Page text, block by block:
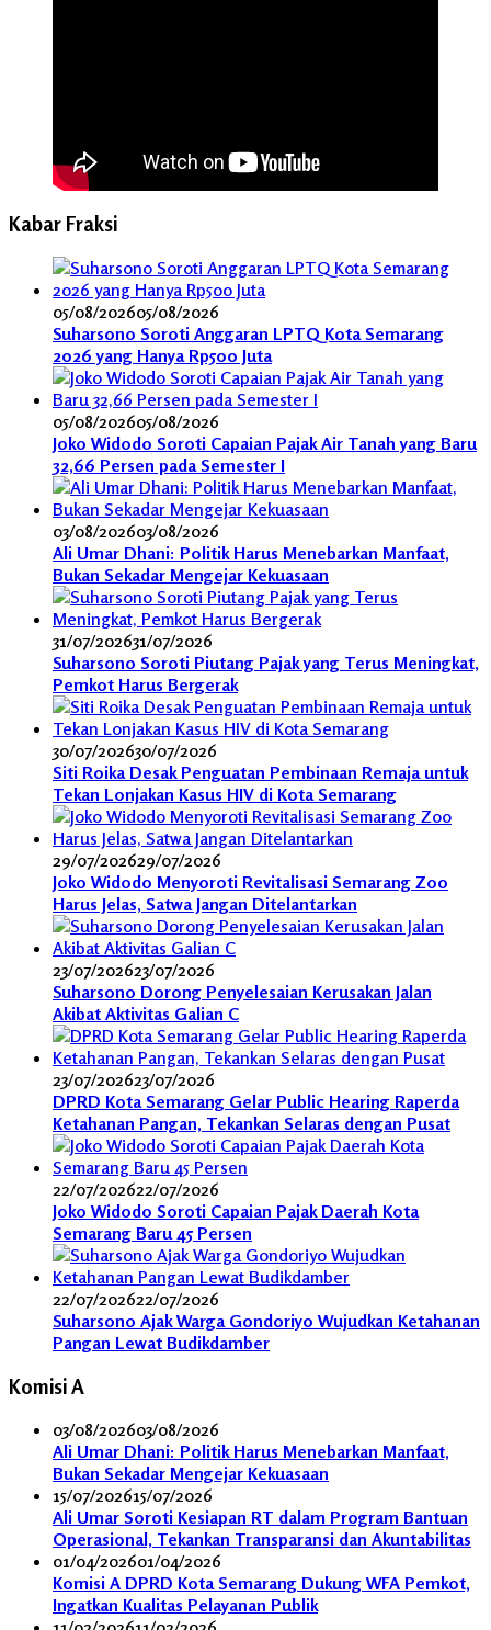
Kabar Fraksi
05/08/202605/08/2026
Suharsono Soroti Anggaran LPTQ Kota Semarang
2026 yang Hanya Rp500 Juta
05/08/202605/08/2026
Joko Widodo Soroti Capaian Pajak Air Tanah yang Baru
32,66 Persen pada Semester I
03/08/202603/08/2026
Ali Umar Dhani: Politik Harus Menebarkan Manfaat,
Bukan Sekadar Mengejar Kekuasaan
31/07/202631/07/2026
Suharsono Soroti Piutang Pajak yang Terus Meningkat,
Pemkot Harus Bergerak
30/07/202630/07/2026
Siti Roika Desak Penguatan Pembinaan Remaja untuk
Tekan Lonjakan Kasus HIV di Kota Semarang
29/07/202629/07/2026
Joko Widodo Menyoroti Revitalisasi Semarang Zoo
Harus Jelas, Satwa Jangan Ditelantarkan
23/07/202623/07/2026
Suharsono Dorong Penyelesaian Kerusakan Jalan
Akibat Aktivitas Galian C
23/07/202623/07/2026
DPRD Kota Semarang Gelar Public Hearing Raperda
Ketahanan Pangan, Tekankan Selaras dengan Pusat
22/07/202622/07/2026
Joko Widodo Soroti Capaian Pajak Daerah Kota
Semarang Baru 45 Persen
22/07/202622/07/2026
Suharsono Ajak Warga Gondoriyo Wujudkan Ketahanan
Pangan Lewat Budikdamber
Komisi A
03/08/202603/08/2026
Ali Umar Dhani: Politik Harus Menebarkan Manfaat,
Bukan Sekadar Mengejar Kekuasaan
15/07/202615/07/2026
Ali Umar Soroti Kesiapan RT dalam Program Bantuan
Operasional, Tekankan Transparansi dan Akuntabilitas
01/04/202601/04/2026
Komisi A DPRD Kota Semarang Dukung WFA Pemkot,
Ingatkan Kualitas Pelayanan Publik